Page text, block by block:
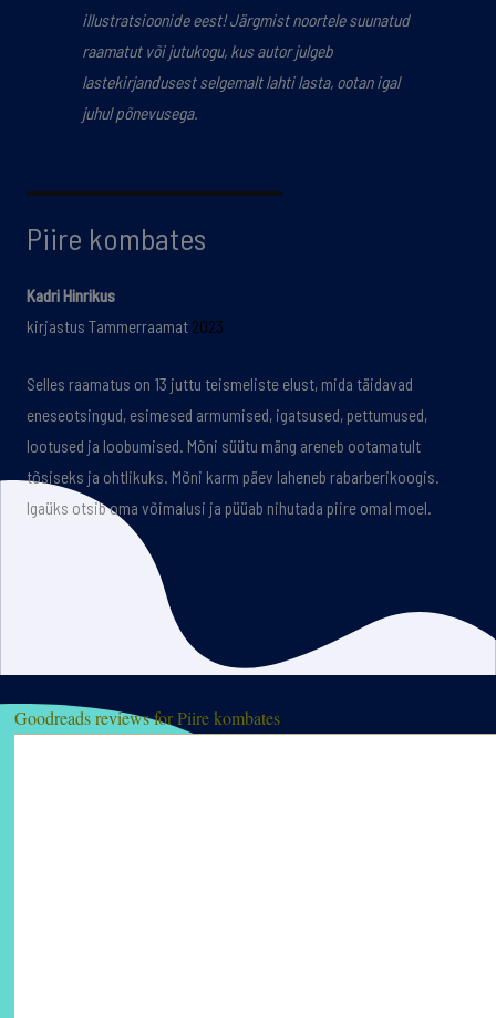
illustratsioonide eest! Järgmist noortele suunatud
raamatut või jutukogu, kus autor julgeb
lastekirjandusest selgemalt lahti lasta, ootan igal
juhul põnevusega.
Piire kombates
Kadri Hinrikus
kirjastus Tammerraamat 2023
Selles raamatus on 13 juttu teismeliste elust, mida täidavad
eneseotsingud, esimesed armumised, igatsused, pettumused,
lootused ja loobumised. Mõni süütu mäng areneb ootamatult
tõsiseks ja ohtlikuks. Mõni karm päev laheneb rabarberikoogis.
Igaüks otsib oma võimalusi ja püüab nihutada piire omal moel.
Goodreads reviews for Piire kombates